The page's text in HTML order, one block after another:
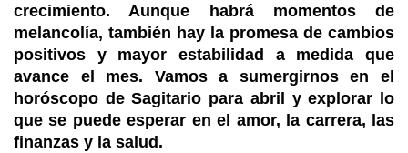
crecimiento. Aunque habrá momentos de
melancolía, también hay la promesa de cambios
positivos y mayor estabilidad a medida que
avance el mes. Vamos a sumergirnos en el
horóscopo de Sagitario para abril y explorar lo
que se puede esperar en el amor, la carrera, las
finanzas y la salud.